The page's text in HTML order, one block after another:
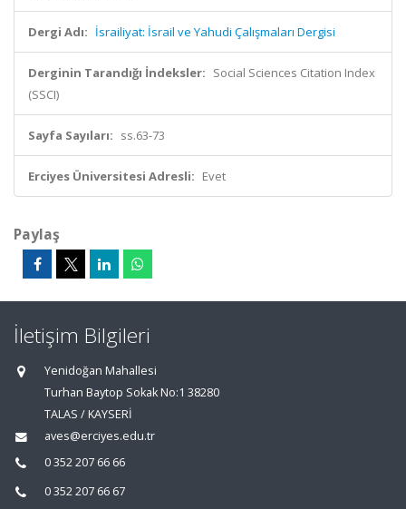
Dergi Adı: İsrailiyat: İsrail ve Yahudi Çalışmaları Dergisi
Derginin Tarandığı İndeksler: Social Sciences Citation Index
(SSCI)
Sayfa Sayıları: ss.63-73
Erciyes Üniversitesi Adresli: Evet
Paylaş
İletişim Bilgileri
Yenidoğan Mahallesi
Turhan Baytop Sokak No:1 38280
TALAS / KAYSERİ
aves@erciyes.edu.tr
0 352 207 66 66
0 352 207 66 67